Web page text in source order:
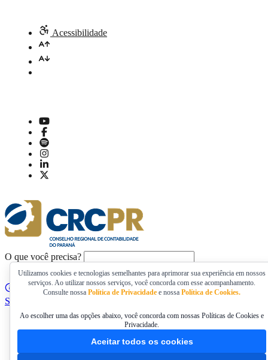
Acessibilidade
O que você precisa?
Portal da Transparência DECORE/COAF
Carta de
Serviços
Utilizamos cookies e tecnologias semelhantes para aprimorar sua experiência em nossos
serviços. Ao utilizar nossos serviços, você concorda com esse acompanhamento.
Consulte nossa Política de Privacidade e nossa Política de Cookies.
Ao escolher uma das opções abaixo, você concorda com nossas Políticas de Cookies e
Privacidade.
Aceitar todos os cookies